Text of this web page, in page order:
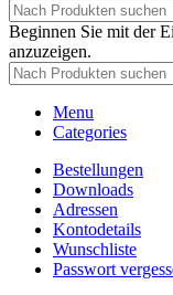
Beginnen Sie mit der
anzuzeigen.
Menu
Categories
Bestellungen
Downloads
Adressen
Kontodetails
Wunschliste
Passwort